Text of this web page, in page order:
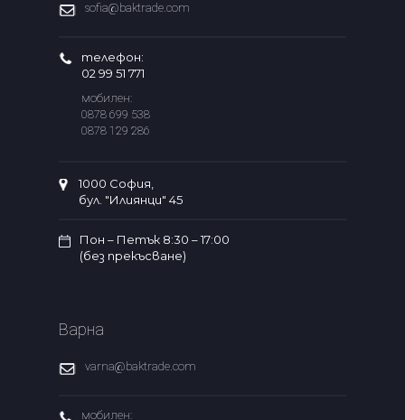
sofia@baktrade.com
телефон:
02 99 51 771
мобилен:
0878 699 538
0878 129 286
1000 София,
бул. "Илиянци" 45
Пон – Петък 8:30 – 17:00
(без прекъсване)
Варна
varna@baktrade.com
мобилен: